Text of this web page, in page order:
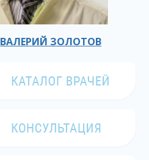
ВАЛЕРИЙ ЗОЛОТОВ